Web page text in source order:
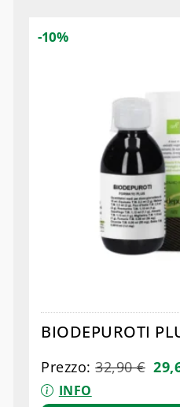
BIODEPUROTI
Prezzo:32,90€
INFO
-10%